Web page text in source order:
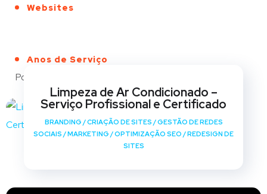
Websites
Anos de Serviço
Portfólio
Limpeza de Ar Condicionado –
Serviço Profissional e Certificado
BRANDING /CRIAÇÃO DE SITES /GESTÃO DE REDES
SOCIAIS /MARKETING /OPTIMIZAÇÃO SEO /REDESIGN DE
SITES